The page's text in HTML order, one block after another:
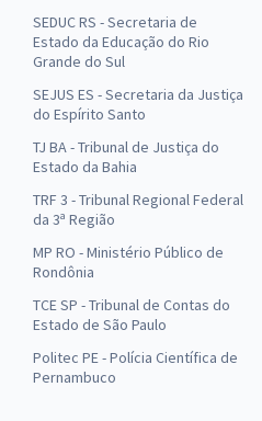
SEDUC RS - Secretaria de
Estado da Educação do Rio
Grande do Sul
SEJUS ES - Secretaria da Justiça
do Espírito Santo
TJ BA - Tribunal de Justiça do
Estado da Bahia
TRF 3 - Tribunal Regional Federal
da 3ª Região
MP RO - Ministério Público de
Rondônia
TCE SP - Tribunal de Contas do
Estado de São Paulo
Politec PE - Polícia Científica de
Pernambuco